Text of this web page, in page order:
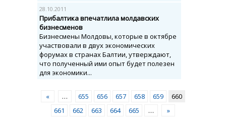
28.10.2011
Прибалтика впечатлила молдавских
бизнесменов
Бизнесмены Молдовы, которые в октябре
участвовали в двух экономических
форумах в странах Балтии, утверждают,
что полученный ими опыт будет полезен
для экономики...
« … 655 656 657 658 659
660
661
662 663 664 665 … »